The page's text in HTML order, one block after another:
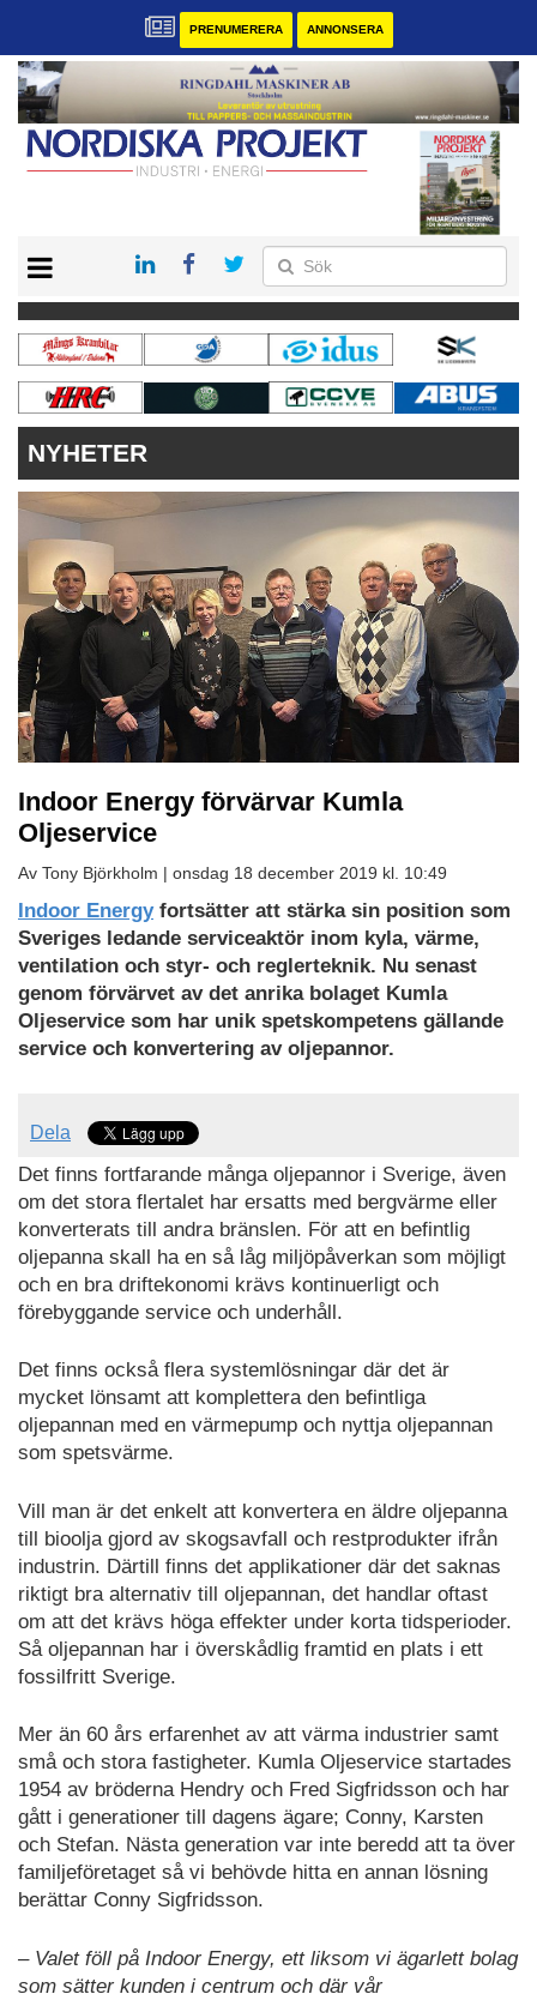
PRENUMERERA ANNONSERA
KONTAKT
VÅRA ANDRA MAGASIN
PRENUMERERA
ANNONSERA
NYHETER
Indoor Energy förvärvar Kumla
Oljeservice
Av Tony Björkholm | onsdag 18 december 2019 kl. 10:49
Indoor Energyfortsätter att stärka sin position som
Sveriges ledande serviceaktör inom kyla, värme,
ventilation och styr- och reglerteknik. Nu senast
genom förvärvet av det anrika bolaget Kumla
Oljeservice som har unik spetskompetens gällande
service och konvertering av oljepannor.
Dela
Det finns fortfarande många oljepannor i Sverige, även
om det stora flertalet har ersatts med bergvärme eller
konverterats till andra bränslen. För att en befintlig
oljepanna skall ha en så låg miljöpåverkan som möjligt
och en bra driftekonomi krävs kontinuerligt och
förebyggande service och underhåll.
Det finns också flera systemlösningar där det är
mycket lönsamt att komplettera den befintliga
oljepannan med en värmepump och nyttja oljepannan
som spetsvärme.
Vill man är det enkelt att konvertera en äldre oljepanna
till bioolja gjord av skogsavfall och restprodukter ifrån
industrin. Därtill finns det applikationer där det saknas
riktigt bra alternativ till oljepannan, det handlar oftast
om att det krävs höga effekter under korta tidsperioder.
Så oljepannan har i överskådlig framtid en plats i ett
fossilfritt Sverige.
Mer än 60 års erfarenhet av att värma industrier samt
små och stora fastigheter. Kumla Oljeservice startades
1954 av bröderna Hendry och Fred Sigfridsson och har
gått i generationer till dagens ägare; Conny, Karsten
och Stefan. Nästa generation var inte beredd att ta över
familjeföretaget så vi behövde hitta en annan lösning
berättar Conny Sigfridsson.
– Valet föll på Indoor Energy, ett liksom vi ägarlett bolag
som sätter kunden i centrum och där vår